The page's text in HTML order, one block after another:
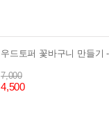
우드토퍼 꽃바구니 만들기
7,000
4,500